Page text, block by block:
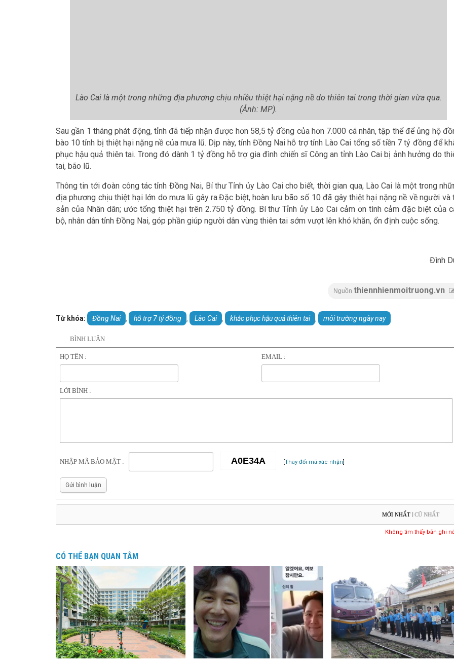
Lào Cai là một trong những địa phương chịu nhiều thiệt hại nặng nề do thiên tai trong thời gian vừa qua.
(Ảnh: MP).
Sau gần 1 tháng phát động, tỉnh đã tiếp nhận được hơn 58,5 tỷ đồng của hơn 7.000 cá nhân, tập thể để ủng hộ
bào 10 tỉnh bị thiệt hại nặng nề của mưa lũ. Dịp này, tỉnh Đồng Nai hỗ trợ tỉnh Lào Cai tổng số tiền 7 tỷ đồng để
phục hậu quả thiên tai. Trong đó dành 1 tỷ đồng hỗ trợ gia đình chiến sĩ Công an tỉnh Lào Cai bị ảnh hưởng do
tai, bão lũ.
Thông tin tới đoàn công tác tỉnh Đồng Nai, Bí thư Tỉnh ủy Lào Cai cho biết, thời gian qua, Lào Cai là một trong
địa phương chịu thiệt hại lớn do mưa lũ gây ra.Đặc biệt, hoàn lưu bão số 10 đã gây thiệt hại nặng nề về người và
sản của Nhân dân; ước tổng thiệt hại trên 2.750 tỷ đồng. Bí thư Tỉnh ủy Lào Cai cảm ơn tình cảm đặc biệt của
bộ, nhân dân tỉnh Đồng Nai, góp phần giúp người dân vùng thiên tai sớm vượt lên khó khăn, ổn định cuộc sống.
Đình
Nguồn thiennhienmoitruong.vn
Từ khóa: Đồng Nai , hỗ trợ 7 tỷ đồng , Lào Cai , khắc phục hậu quả thiên tai , môi trường ngày nay
BÌNH LUẬN
HỌ TÊN : EMAIL :
LỜI BÌNH :
NHẬP MÃ BẢO MẬT : [Thay đổi mã xác nhận]
Gửi bình luận
MỚI NHẤT CŨ NHẤT
Không tìm thấy bản ghi
CÓ THỂ BẠN QUAN TÂM